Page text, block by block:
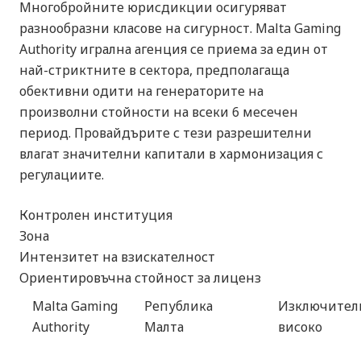
Многобройните юрисдикции осигуряват
разнообразни класове на сигурност. Malta Gaming
Authority игрална агенция се приема за един от
най-стриктните в сектора, предполагаща
обективни одити на генераторите на
произволни стойности на всеки 6 месечен
период. Провайдърите с тези разрешителни
влагат значителни капитали в хармонизация с
регулациите.
Контролен институция
Зона
Интензитет на взискателност
Ориентировъчна стойност за лиценз
Malta Gaming
Authority
Република
Малта
високо